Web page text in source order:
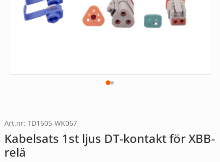
Art.nr: TD1605-WK067
Kabelsats 1st ljus DT-kontakt för XBB-
relä